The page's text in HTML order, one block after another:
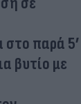
παρά 5’
βυτίο με